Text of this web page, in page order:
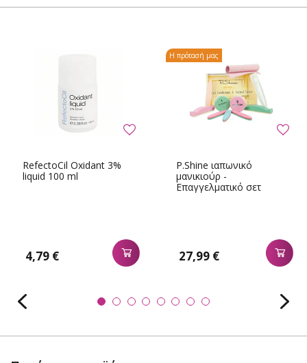
RefectoCil Oxidant 3%
liquid 100 ml
4,79 €
P.Shine ιαπωνικό
μανικιούρ -
Επαγγελματικό σετ
27,99 €
Η πρότασή μας